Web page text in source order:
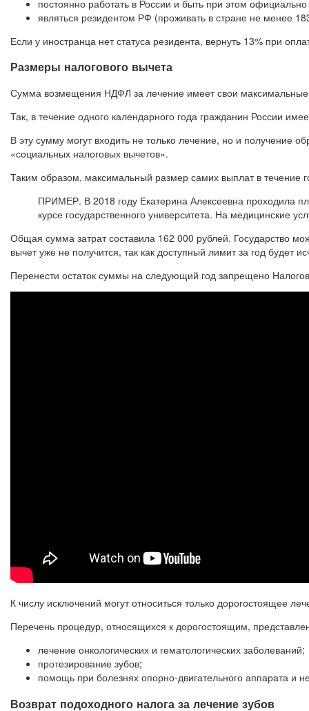
постоянно работать в России и быть при этом
являться резидентом РФ (проживать в стране не менее
Если у иностранца нет статуса резидента, вернуть 13% при
Размеры налогового вычета
Сумма возмещения НДФЛ за лечение имеет свои
Так, в течение одного календарного года гражданин России
В эту сумму могут входить не только лечение, но и получение
«социальных налоговых вычетов».
Таким образом, максимальный размер самих выплат в течение
ПРИМЕР. В 2018 году Екатерина Алексеевна проходила
курсе государственного университета. На медицинские
Общая сумма затрат составила 162 000 рублей. Государство
вычет уже не получится, так как доступный лимит за год будет
Перенести остаток суммы на следующий год запрещено
К числу исключений могут относиться только дорогостоящее
Перечень процедур, относящихся к дорогостоящим,
лечение онкологических и гематологических заболеваний;
протезирование зубов;
помощь при болезнях опорно-двигательного аппарата и
Возврат подоходного налога за лечение зубов